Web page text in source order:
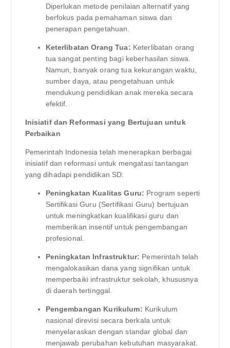
Diperlukan metode penilaian alternatif yang
berfokus pada pemahaman siswa dan
penerapan pengetahuan.
Keterlibatan Orang Tua: Keterlibatan orang
tua sangat penting bagi keberhasilan siswa.
Namun, banyak orang tua kekurangan waktu,
sumber daya, atau pengetahuan untuk
mendukung pendidikan anak mereka secara
efektif.
Inisiatif dan Reformasi yang Bertujuan untuk
Perbaikan
Pemerintah Indonesia telah menerapkan berbagai
inisiatif dan reformasi untuk mengatasi tantangan
yang dihadapi pendidikan SD:
Peningkatan Kualitas Guru: Program seperti
Sertifikasi Guru (Sertifikasi Guru) bertujuan
untuk meningkatkan kualifikasi guru dan
memberikan insentif untuk pengembangan
profesional.
Peningkatan Infrastruktur: Pemerintah telah
mengalokasikan dana yang signifikan untuk
memperbaiki infrastruktur sekolah, khususnya
di daerah tertinggal.
Pengembangan Kurikulum: Kurikulum
nasional direvisi secara berkala untuk
menyelaraskan dengan standar global dan
menjawab perubahan kebutuhan masyarakat.